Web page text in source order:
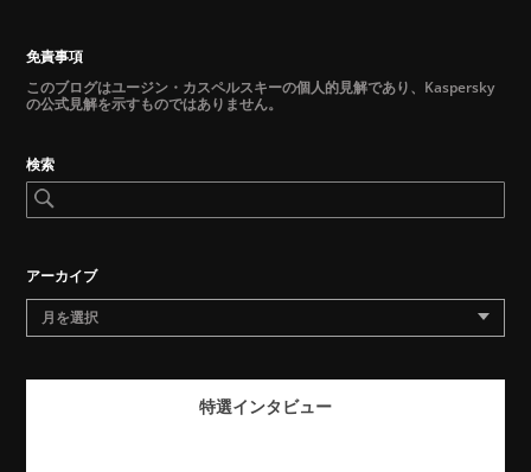
免責事項
このブログはユージン・カスペルスキーの個人的見解であり、Kaspersky
の公式見解を示すものではありません。
検索
アーカイブ
月を選択
特選インタビュー